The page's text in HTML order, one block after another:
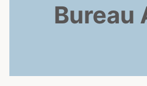
Bureau